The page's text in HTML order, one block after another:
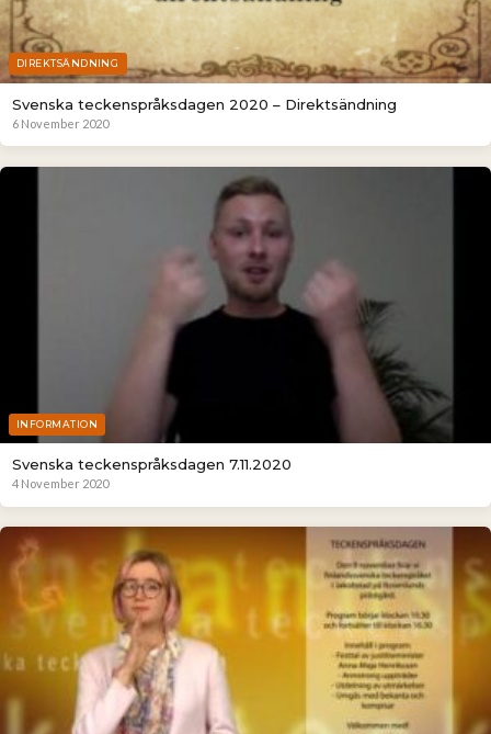
DIREKTSÄNDNING
Svenska teckenspråksdagen 2020 – Direktsändning
6 November 2020
INFORMATION
Svenska teckenspråksdagen 7.11.2020
4 November 2020